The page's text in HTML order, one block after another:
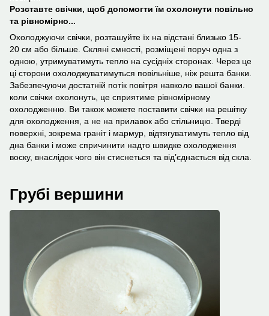
Розставте свічки, щоб допомогти їм охолонути повільно
та рівномірно...
Охолоджуючи свічки, розташуйте їх на відстані близько 15-
20 см або більше. Скляні ємності, розміщені поруч одна з
одною, утримуватимуть тепло на сусідніх сторонах. Через це
ці сторони охолоджуватимуться повільніше, ніж решта банки.
Забезпечуючи достатній потік повітря навколо вашої банки.
коли свічки охолонуть, це сприятиме рівномірному
охолодженню. Ви також можете поставити свічки на решітку
для охолодження, а не на прилавок або стільницю. Тверді
поверхні, зокрема граніт і мармур, відтягуватимуть тепло від
дна банки і може спричинити надто швидке охолодження
воску, внаслідок чого він стиснеться та від’єднається від скла.
Грубі вершини